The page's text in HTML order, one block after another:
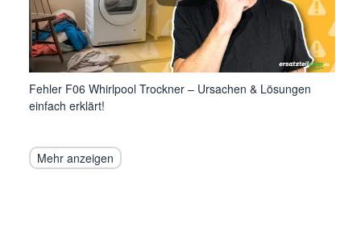
Fehler F06 Whirlpool Trockner – Ursachen & Lösungen
einfach erklärt!
Mehr anzeigen